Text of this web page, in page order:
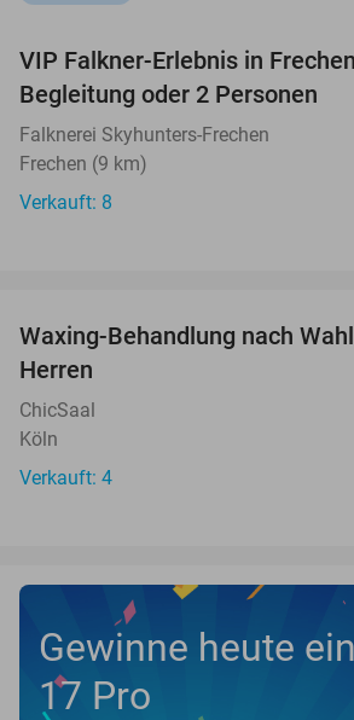
VIP Falkner-Erlebnis in
Begleitung oder 2 Personen
Falknerei Skyhunters-Frechen
Frechen (9 km)
Verkauft: 8
Waxing-Behandlung nach
Herren
ChicSaal
Köln
Verkauft: 4
Gewinne heute
17 Pro